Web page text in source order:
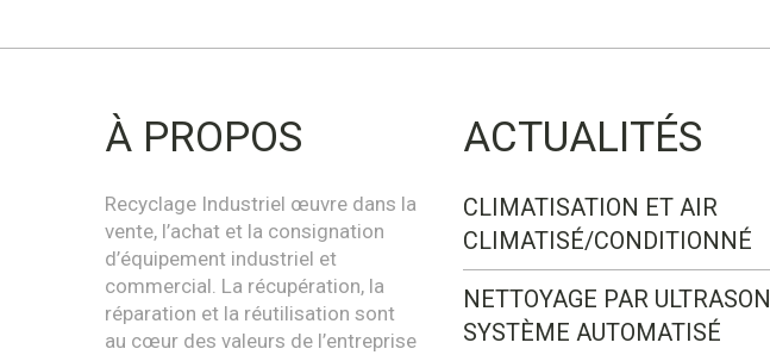
À PROPOS
Recyclage Industriel œuvre dans la
vente, l’achat et la consignation
d’équipement industriel et
commercial. La récupération, la
réparation et la réutilisation sont
au cœur des valeurs de l’entreprise
ACTUALITÉS
CLIMATISATION ET AIR
CLIMATISÉ/CONDITIONNÉ
NETTOYAGE PAR ULTRASON
SYSTÈME AUTOMATISÉ